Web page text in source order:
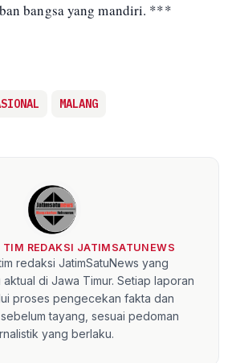
bangsa yang mandiri. ***
MALANG
TIM REDAKSI JATIMSATUNEWS
redaksi JatimSatuNews yang
aktual di Jawa Timur. Setiap laporan
proses pengecekan fakta dan
tayang, sesuai pedoman
yang berlaku.